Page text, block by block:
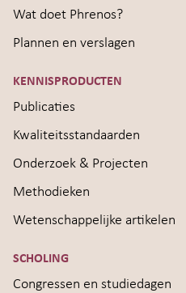
Wat doet Phrenos?
Plannen en verslagen
KENNISPRODUCTEN
Publicaties
Kwaliteitsstandaarden
Onderzoek & Projecten
Methodieken
Wetenschappelijke artikelen
SCHOLING
Congressen en studiedagen